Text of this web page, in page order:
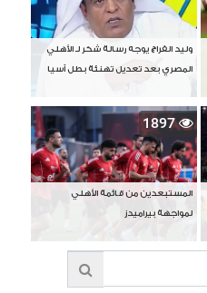
وليد الفراج يوجه رسالة شكر لـ الأهلي
المصري بعد تعديل تهنئة بطل آسيا
1897
المستبعدين من قائمة الأهلي
لمواجهة بيراميدز